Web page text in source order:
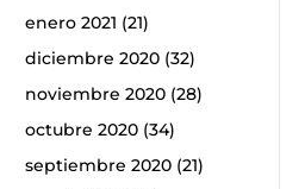
enero 2021 (21)
diciembre 2020 (32)
noviembre 2020 (28)
octubre 2020 (34)
septiembre 2020 (21)